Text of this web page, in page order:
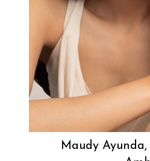
Maudy Ayunda,